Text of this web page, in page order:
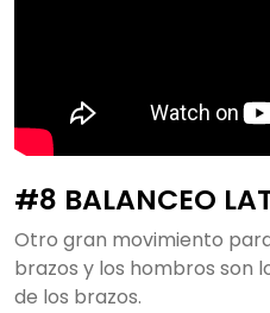
#8 BALANCEO
Otro gran movimiento
brazos y los hombros son
de los brazos.